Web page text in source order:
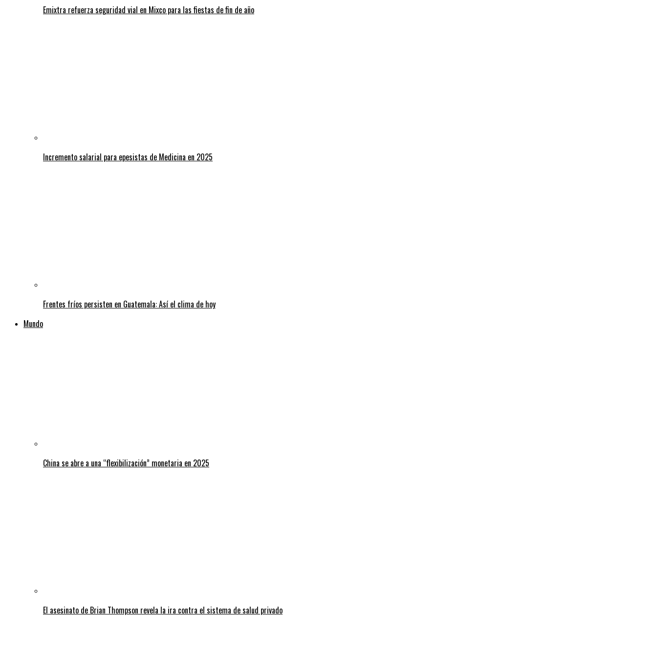
Emixtra refuerza seguridad vial en Mixco para las fiestas de fin de año
Incremento salarial para epesistas de Medicina en 2025
Frentes fríos persisten en Guatemala: Así el clima de hoy
Mundo
China se abre a una “flexibilización” monetaria en 2025
El asesinato de Brian Thompson revela la ira contra el sistema de salud privado